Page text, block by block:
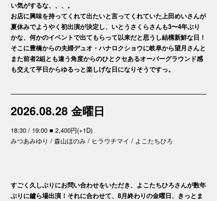
い気がするな、、、。
お店に興味を持ってくれて出たいと言ってくれていた上田めいさんが
夏休みでようやく初出演が決定し、いとうさくらさんも3〜4年ぶり
かな、何かのイベントで出てもらって以来だと思うし結構新鮮な日！
そこに豊橋からの夫婦デュオ・ハナロクショウに岐阜から望月さんと
また前者2組とも違う角度からのひとクセあるオーバーグラウンド感
も交えて平日からゆるっと楽しげな日になりそうですっ。
2026.08.28 金曜日
18:30 / 19:00 ■ 2,400円(+1D)
みつあみゆり / 森山ほのみ / ヒラウチマイ / よこたちひろ
すごく久しぶりにお問い合わせをいただき、よこたちひろさんが数年
ぶりに鑪ら場出演！それに合わせて、8月終わりの金曜日、きっとま